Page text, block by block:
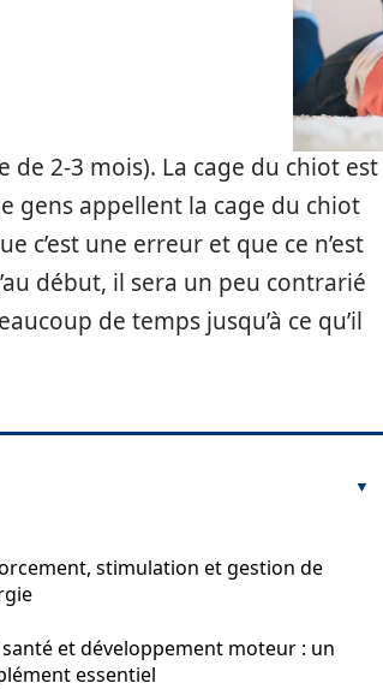
de 2-3 mois). La cage du chiot est
gens appellent la cage du chiot
c’est une erreur et que ce n’est
début, il sera un peu contrarié
de temps jusqu’à ce qu’il
stimulation et gestion de
santé et développement moteur : un
essentiel